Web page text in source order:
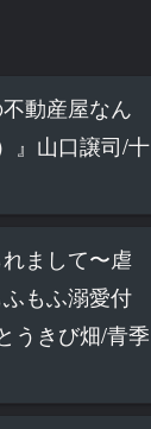
不動産屋なん
』山口譲司/十
れまして〜虐
もふ溺愛付
うきび畑/青季